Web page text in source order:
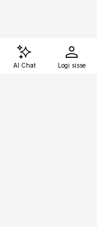
AI Chat Logi sisse